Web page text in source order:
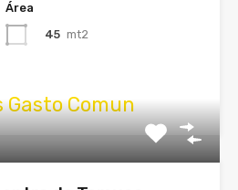
Área
45 mt2
Gasto Comun